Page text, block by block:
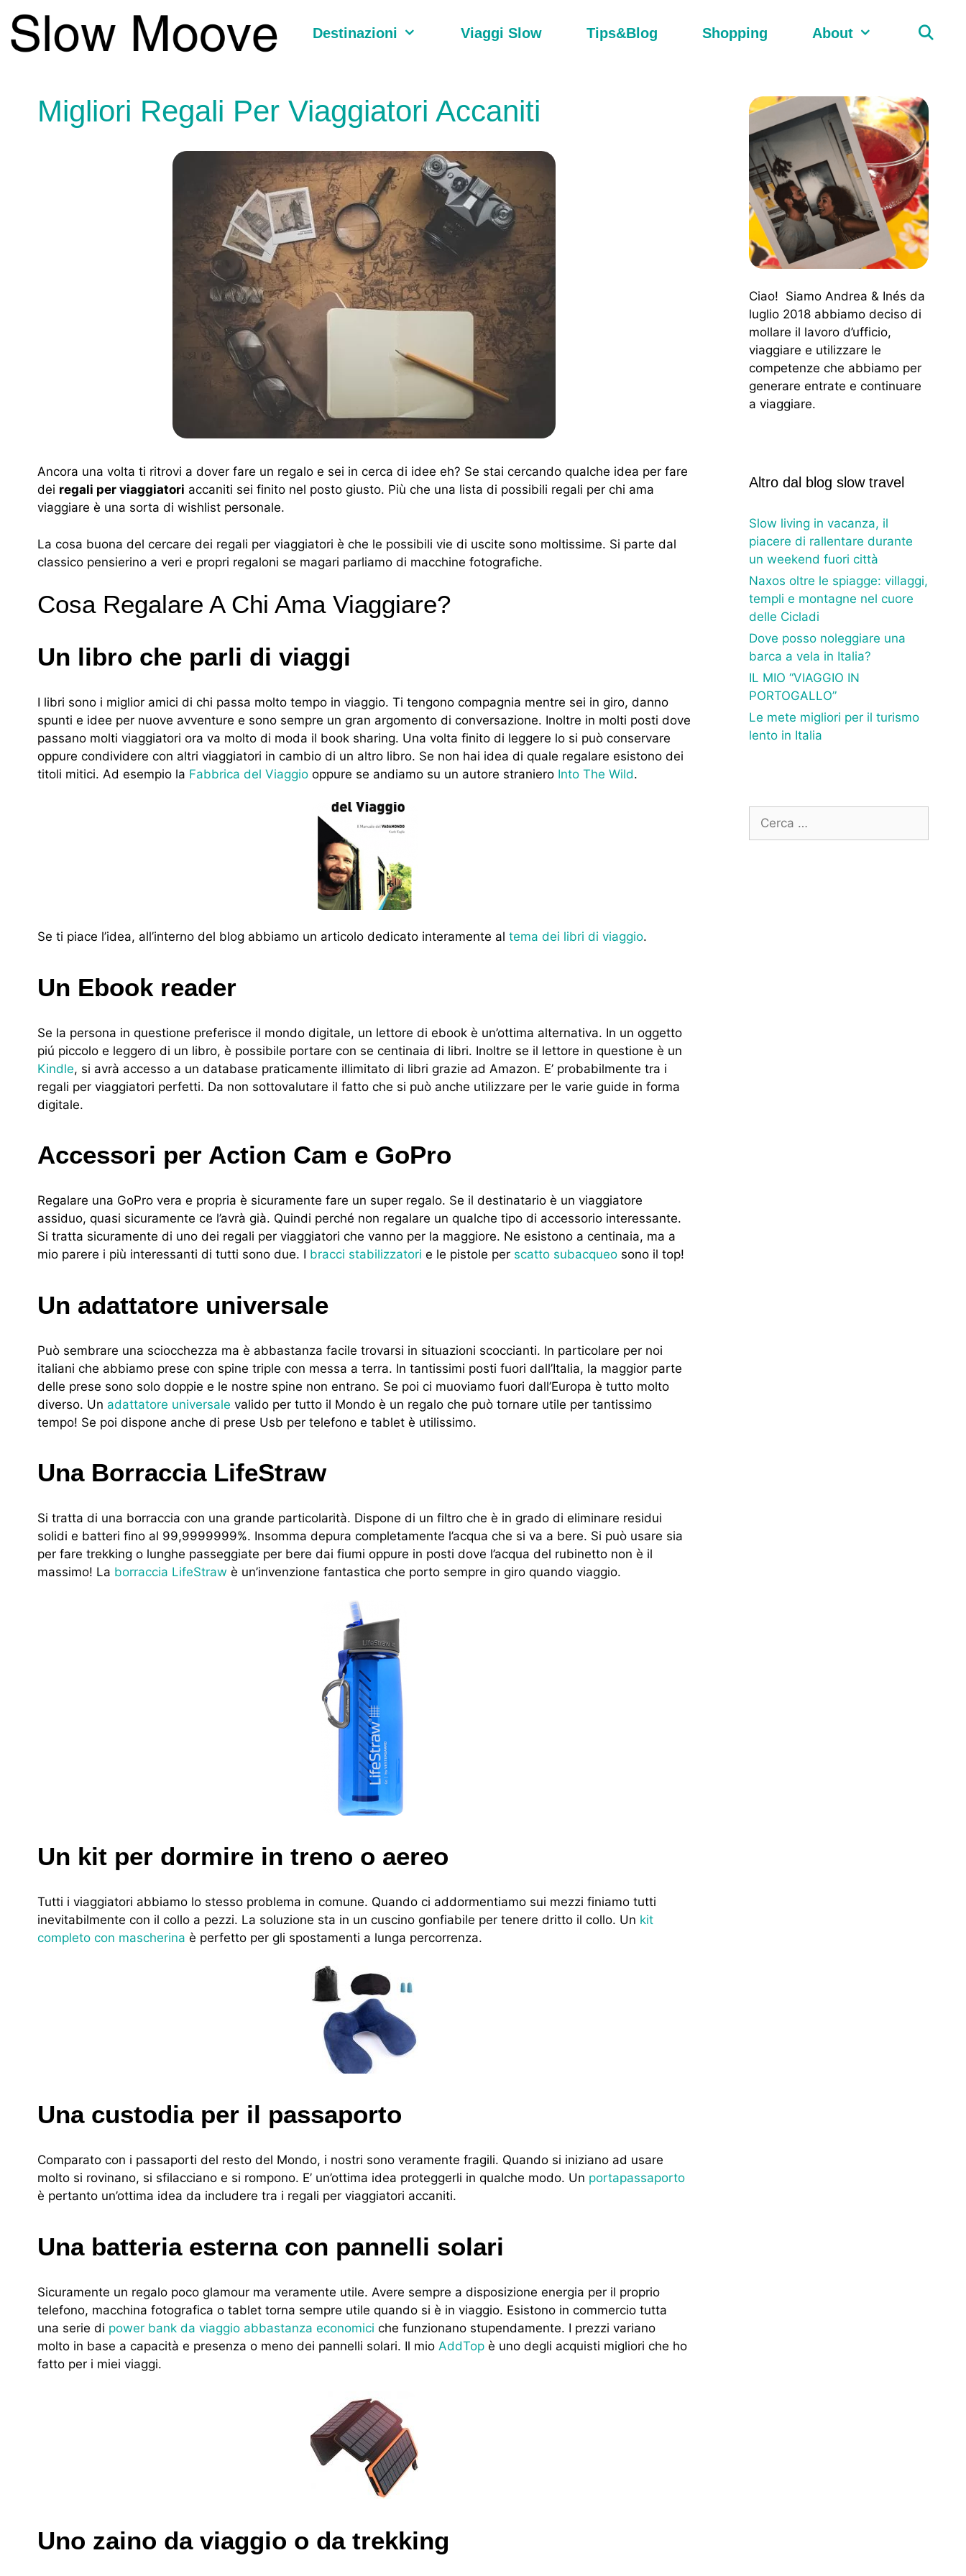
contenuto
Destinazioni Viaggi Slow Tips&Blog Shopping About
Migliori Regali Per Viaggiatori Accaniti
Ancora una volta ti ritrovi a dover fare un regalo e sei in cerca di idee eh? Se stai cercando qualche idea per fare
dei regali per viaggiatori accaniti sei finito nel posto giusto. Più che una lista di possibili regali per chi ama
viaggiare è una sorta di wishlist personale.
La cosa buona del cercare dei regali per viaggiatori è che le possibili vie di uscite sono moltissime. Si parte dal
classico pensierino a veri e propri regaloni se magari parliamo di macchine fotografiche.
Cosa Regalare A Chi Ama Viaggiare?
Un libro che parli di viaggi
I libri sono i miglior amici di chi passa molto tempo in viaggio. Ti tengono compagnia mentre sei in giro, danno
spunti e idee per nuove avventure e sono sempre un gran argomento di conversazione. Inoltre in molti posti dove
passano molti viaggiatori ora va molto di moda il book sharing. Una volta finito di leggere lo si può conservare
oppure condividere con altri viaggiatori in cambio di un altro libro. Se non hai idea di quale regalare esistono dei
titoli mitici. Ad esempio la Fabbrica del Viaggio oppure se andiamo su un autore straniero Into The Wild.
Se ti piace l’idea, all’interno del blog abbiamo un articolo dedicato interamente al tema dei libri di viaggio.
Un Ebook reader
Se la persona in questione preferisce il mondo digitale, un lettore di ebook è un’ottima alternativa. In un oggetto
piú piccolo e leggero di un libro, è possibile portare con se centinaia di libri. Inoltre se il lettore in questione è un
Kindle, si avrà accesso a un database praticamente illimitato di libri grazie ad Amazon. E’ probabilmente tra i
regali per viaggiatori perfetti. Da non sottovalutare il fatto che si può anche utilizzare per le varie guide in forma
digitale.
Accessori per Action Cam e GoPro
Regalare una GoPro vera e propria è sicuramente fare un super regalo. Se il destinatario è un viaggiatore
assiduo, quasi sicuramente ce l’avrà già. Quindi perché non regalare un qualche tipo di accessorio interessante.
Si tratta sicuramente di uno dei regali per viaggiatori che vanno per la maggiore. Ne esistono a centinaia, ma a
mio parere i più interessanti di tutti sono due. I bracci stabilizzatori e le pistole per scatto subacqueo sono il top!
Un adattatore universale
Può sembrare una sciocchezza ma è abbastanza facile trovarsi in situazioni scoccianti. In particolare per noi
italiani che abbiamo prese con spine triple con messa a terra. In tantissimi posti fuori dall’Italia, la maggior parte
delle prese sono solo doppie e le nostre spine non entrano. Se poi ci muoviamo fuori dall’Europa è tutto molto
diverso. Un adattatore universale valido per tutto il Mondo è un regalo che può tornare utile per tantissimo
tempo! Se poi dispone anche di prese Usb per telefono e tablet è utilissimo.
Una Borraccia LifeStraw
Si tratta di una borraccia con una grande particolarità. Dispone di un filtro che è in grado di eliminare residui
solidi e batteri fino al 99,9999999%. Insomma depura completamente l’acqua che si va a bere. Si può usare sia
per fare trekking o lunghe passeggiate per bere dai fiumi oppure in posti dove l’acqua del rubinetto non è il
massimo! La borraccia LifeStraw è un’invenzione fantastica che porto sempre in giro quando viaggio.
Un kit per dormire in treno o aereo
Tutti i viaggiatori abbiamo lo stesso problema in comune. Quando ci addormentiamo sui mezzi finiamo tutti
inevitabilmente con il collo a pezzi. La soluzione sta in un cuscino gonfiabile per tenere dritto il collo. Un kit
completo con mascherina è perfetto per gli spostamenti a lunga percorrenza.
Una custodia per il passaporto
Comparato con i passaporti del resto del Mondo, i nostri sono veramente fragili. Quando si iniziano ad usare
molto si rovinano, si sfilacciano e si rompono. E’ un’ottima idea proteggerli in qualche modo. Un portapassaporto
è pertanto un’ottima idea da includere tra i regali per viaggiatori accaniti.
Una batteria esterna con pannelli solari
Sicuramente un regalo poco glamour ma veramente utile. Avere sempre a disposizione energia per il proprio
telefono, macchina fotografica o tablet torna sempre utile quando si è in viaggio. Esistono in commercio tutta
una serie di power bank da viaggio abbastanza economici che funzionano stupendamente. I prezzi variano
molto in base a capacità e presenza o meno dei pannelli solari. Il mio AddTop è uno degli acquisti migliori che ho
fatto per i miei viaggi.
Uno zaino da viaggio o da trekking
Ciao! Siamo Andrea & Inés da
luglio 2018 abbiamo deciso di
mollare il lavoro d’ufficio,
viaggiare e utilizzare le
competenze che abbiamo per
generare entrate e continuare
a viaggiare.
Altro dal blog slow travel
Slow living in vacanza, il
piacere di rallentare durante
un weekend fuori città
Naxos oltre le spiagge: villaggi,
templi e montagne nel cuore
delle Cicladi
Dove posso noleggiare una
barca a vela in Italia?
IL MIO “VIAGGIO IN
PORTOGALLO”
Le mete migliori per il turismo
lento in Italia
per: